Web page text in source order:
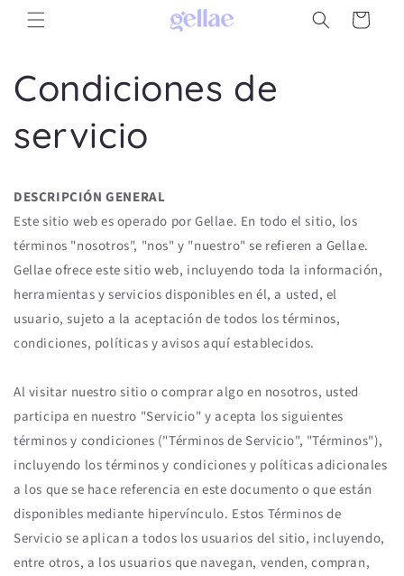
directamente
Carrito
Condiciones de
servicio
DESCRIPCIÓN GENERAL
Este sitio web es operado por Gellae. En todo el sitio, los
términos "nosotros", "nos" y "nuestro" se refieren a Gellae.
Gellae ofrece este sitio web, incluyendo toda la información,
herramientas y servicios disponibles en él, a usted, el
usuario, sujeto a la aceptación de todos los términos,
condiciones, políticas y avisos aquí establecidos.
Al visitar nuestro sitio o comprar algo en nosotros, usted
participa en nuestro "Servicio" y acepta los siguientes
términos y condiciones ("Términos de Servicio", "Términos"),
incluyendo los términos y condiciones y políticas adicionales
a los que se hace referencia en este documento o que están
disponibles mediante hipervínculo. Estos Términos de
Servicio se aplican a todos los usuarios del sitio, incluyendo,
entre otros, a los usuarios que navegan, venden, compran,